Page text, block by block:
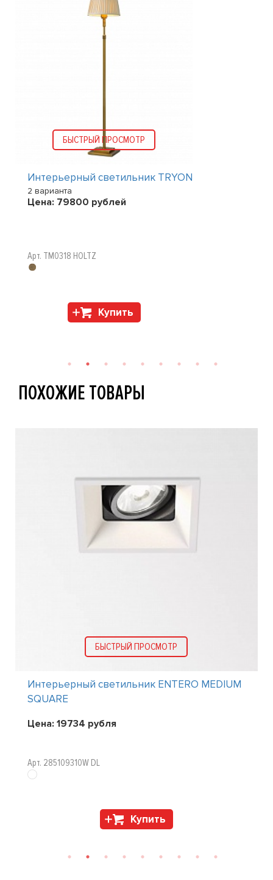
БЫСТРЫЙ ПРОСМОТР
Интерьерный светильник TRYON
2 варианта
Цена: 79800 рублей
Арт. TM0318 HOLTZ
Купить
ПОХОЖИЕ ТОВАРЫ
БЫСТРЫЙ ПРОСМОТР
Интерьерный светильник ENTERO MEDIUM
SQUARE
Цена: 19734 рубля
Арт. 285109310W DL
Купить